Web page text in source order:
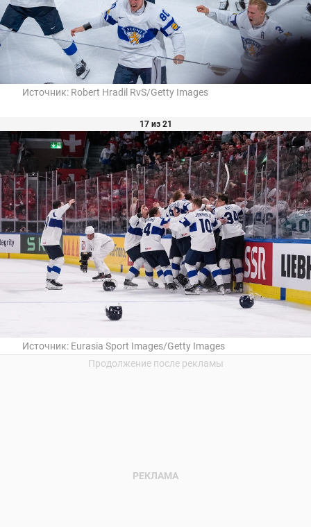
Источник: Robert Hradil RvS/Getty Images
17 из 21
Источник: Eurasia Sport Images/Getty Images